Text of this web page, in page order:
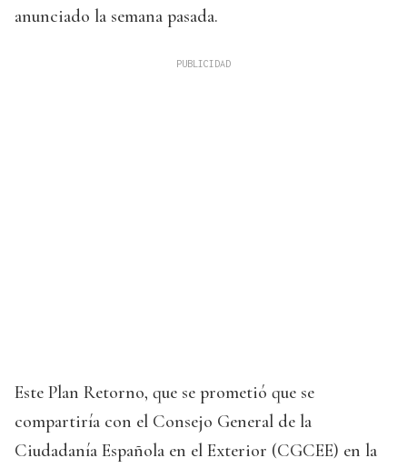
anunciado la semana pasada.
Este Plan Retorno, que se prometió que se
compartiría con el Consejo General de la
Ciudadanía Española en el Exterior (CGCEE) en la